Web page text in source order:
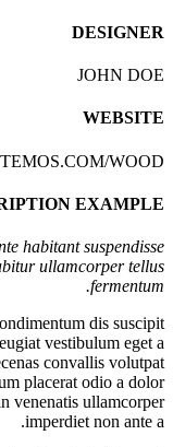
DESIGNER
JOHN DOE
WEBSITE
WOOD
EXAMPLE
habitant suspendisse
ullamcorper tellus
fermentum.
dis suscipit
vestibulum eget a
convallis volutpat
placerat odio a dolor
venenatis ullamcorper
imperdiet non ante a.